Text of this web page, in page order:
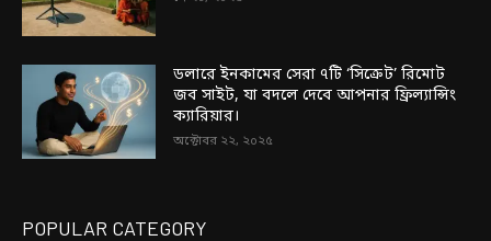
ডলারে ইনকামের সেরা ৭টি ‘সিক্রেট’ রিমোট
জব সাইট, যা বদলে দেবে আপনার ফ্রিল্যান্সিং
ক্যারিয়ার।
অক্টোবর ২২, ২০২৫
POPULAR CATEGORY